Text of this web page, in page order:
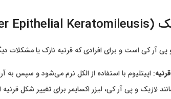
پی آر کی است و برای افرادی که قرنیه نازک یا
: اپیتلیوم با استفاده از الکل نرم می‌شود و سپس به
لازیک و پی آر کی، لیزر اکسایمر برای تغییر شکل